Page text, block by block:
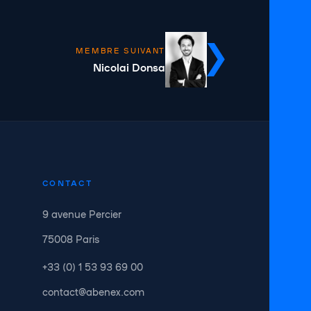
MEMBRE SUIVANT
Nicolai Donsa
CONTACT
9 avenue Percier
75008 Paris
+33 (0) 1 53 93 69 00
contact@abenex.com